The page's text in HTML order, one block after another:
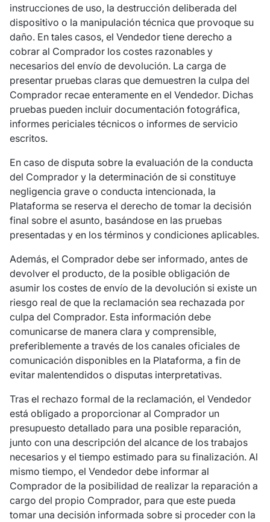
instrucciones de uso, la destrucción deliberada del
dispositivo o la manipulación técnica que provoque su
daño. En tales casos, el Vendedor tiene derecho a
cobrar al Comprador los costes razonables y
necesarios del envío de devolución. La carga de
presentar pruebas claras que demuestren la culpa del
Comprador recae enteramente en el Vendedor. Dichas
pruebas pueden incluir documentación fotográfica,
informes periciales técnicos o informes de servicio
escritos.
En caso de disputa sobre la evaluación de la conducta
del Comprador y la determinación de si constituye
negligencia grave o conducta intencionada, la
Plataforma se reserva el derecho de tomar la decisión
final sobre el asunto, basándose en las pruebas
presentadas y en los términos y condiciones aplicables.
Además, el Comprador debe ser informado, antes de
devolver el producto, de la posible obligación de
asumir los costes de envío de la devolución si existe un
riesgo real de que la reclamación sea rechazada por
culpa del Comprador. Esta información debe
comunicarse de manera clara y comprensible,
preferiblemente a través de los canales oficiales de
comunicación disponibles en la Plataforma, a fin de
evitar malentendidos o disputas interpretativas.
Tras el rechazo formal de la reclamación, el Vendedor
está obligado a proporcionar al Comprador un
presupuesto detallado para una posible reparación,
junto con una descripción del alcance de los trabajos
necesarios y el tiempo estimado para su finalización. Al
mismo tiempo, el Vendedor debe informar al
Comprador de la posibilidad de realizar la reparación a
cargo del propio Comprador, para que este pueda
tomar una decisión informada sobre si proceder con la